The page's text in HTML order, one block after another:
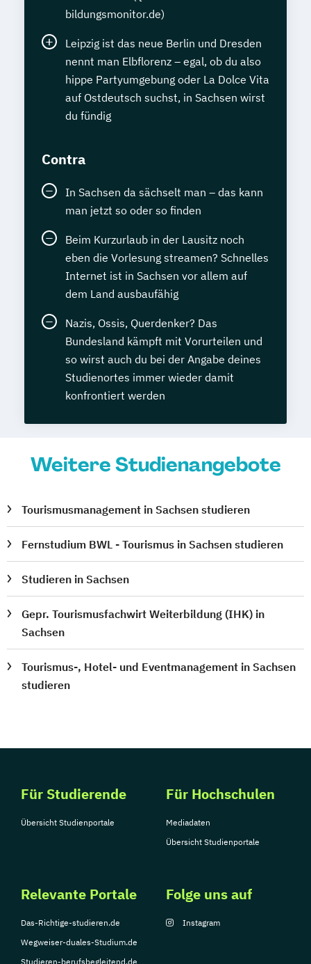
bildungsmonitor.de)
Leipzig ist das neue Berlin und Dresden
nennt man Elbflorenz – egal, ob du also
hippe Partyumgebung oder La Dolce Vita
auf Ostdeutsch suchst, in Sachsen wirst
du fündig
Contra
In Sachsen da sächselt man – das kann
man jetzt so oder so finden
Beim Kurzurlaub in der Lausitz noch
eben die Vorlesung streamen? Schnelles
Internet ist in Sachsen vor allem auf
dem Land ausbaufähig
Nazis, Ossis, Querdenker? Das
Bundesland kämpft mit Vorurteilen und
so wirst auch du bei der Angabe deines
Studienortes immer wieder damit
konfrontiert werden
Weitere Studienangebote
Tourismusmanagement in Sachsen studieren
Fernstudium BWL - Tourismus in Sachsen studieren
Studieren in Sachsen
Gepr. Tourismusfachwirt Weiterbildung (IHK) in
Sachsen
Tourismus-, Hotel- und Eventmanagement in Sachsen
studieren
Für Studierende
Übersicht Studienportale
Für Hochschulen
Mediadaten
Übersicht Studienportale
Relevante Portale
Das-Richtige-studieren.de
Wegweiser-duales-Studium.de
Studieren-berufsbegleitend.de
Folge uns auf
Instagram